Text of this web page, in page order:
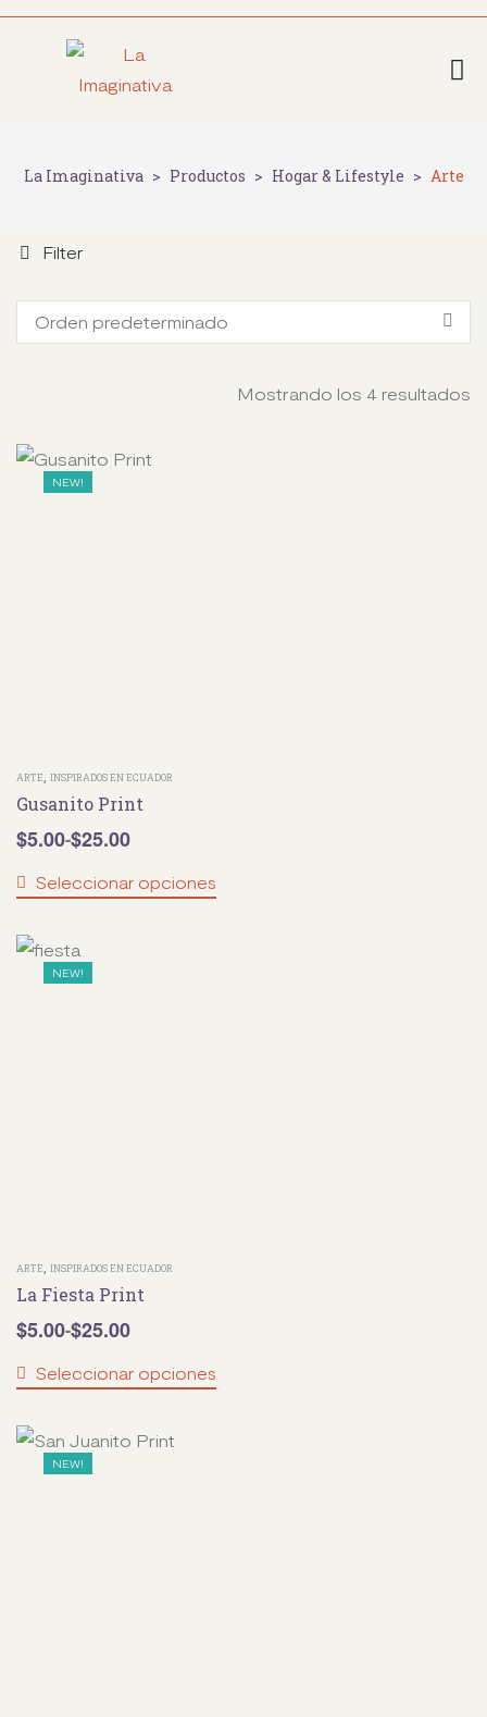
La Imaginativa > Productos > Hogar & Lifestyle > Arte
Filter
Mostrando los 4 resultados
Orden predeterminado
NEW!
ARTE INSPIRADOS EN ECUADOR
Gusanito Print
$5.00-$25.00
Seleccionar opciones
NEW!
ARTE INSPIRADOS EN ECUADOR
La Fiesta Print
$5.00-$25.00
Seleccionar opciones
NEW!